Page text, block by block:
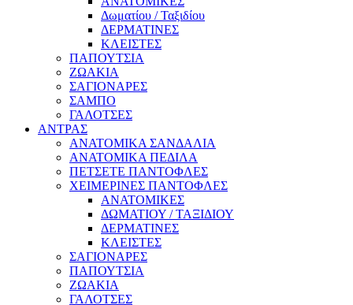
Δωματίου / Ταξιδίου
ΔΕΡΜΑΤΙΝΕΣ
ΚΛΕΙΣΤΕΣ
ΠΑΠΟΥΤΣΙΑ
ΖΩΑΚΙΑ
ΣΑΓΙΟΝΑΡΕΣ
ΣΑΜΠΟ
ΓΑΛΟΤΣΕΣ
ΑΝΤΡΑΣ
ΑΝΑΤΟΜΙΚΑ ΣΑΝΔΑΛΙΑ
ΑΝΑΤΟΜΙΚΑ ΠΕΔΙΛΑ
ΠΕΤΣΕΤΕ ΠΑΝΤΟΦΛΕΣ
ΧΕΙΜΕΡΙΝΕΣ ΠΑΝΤΟΦΛΕΣ
ΑΝΑΤΟΜΙΚΕΣ
ΔΩΜΑΤΙΟΥ / ΤΑΞΙΔΙΟΥ
ΔΕΡΜΑΤΙΝΕΣ
ΚΛΕΙΣΤΕΣ
ΣΑΓΙΟΝΑΡΕΣ
ΠΑΠΟΥΤΣΙΑ
ΖΩΑΚΙΑ
ΓΑΛΟΤΣΕΣ